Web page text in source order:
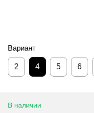
Вариант
2 4 5 6
В наличии